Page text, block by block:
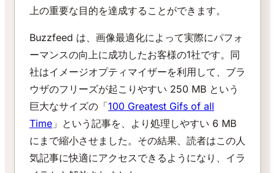
上の重要な目的を達成することができます。
Buzzfeed は、画像最適化によって実際にパフォ
ーマンスの向上に成功したお客様の1社です。同
社はイメージオプティマイザーを利用して、ブラ
ウザのフリーズが起こりやすい 250 MB という
巨大なサイズの「100 Greatest Gifs of all
Time 」という記事を、より処理しやすい 6 MB
にまで縮小させました。その結果、読者はこの人
気記事に快適にアクセスできるようになり、イラ